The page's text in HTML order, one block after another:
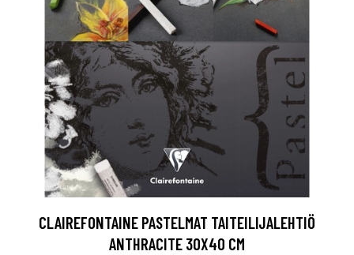
CLAIREFONTAINE PASTELMAT TAITEILIJALEHTIÖ
ANTHRACITE 30X40 CM